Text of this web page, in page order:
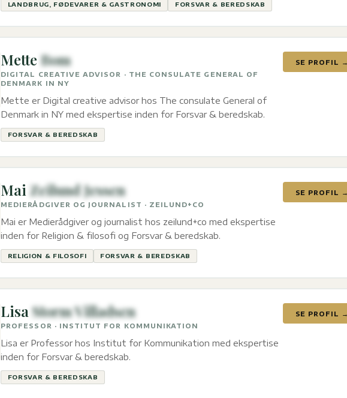
LANDBRUG, FØDEVARER & GASTRONOMI FORSVAR & BEREDSKAB
MetteBom
DIGITAL CREATIVE ADVISOR · THE CONSULATE GENERAL OF
DENMARK IN NY
Mette er Digital creative advisor hos The consulate General of
Denmark in NY med ekspertise inden for Forsvar & beredskab.
FORSVAR & BEREDSKAB
SE PROFIL →
Mai Zeilund Jessen
MEDIERÅDGIVER OG JOURNALIST · ZEILUND+CO
Mai er Medierådgiver og journalist hos zeilund+co med ekspertise
inden for Religion & filosofi og Forsvar & beredskab.
RELIGION & FILOSOFI FORSVAR & BEREDSKAB
SE PROFIL →
LisaStorm Villadsen
PROFESSOR · INSTITUT FOR KOMMUNIKATION
Lisa er Professor hos Institut for Kommunikation med ekspertise
inden for Forsvar & beredskab.
FORSVAR & BEREDSKAB
SE PROFIL →